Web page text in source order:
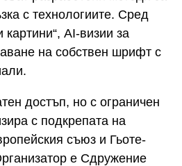
с технологиите. Сред
картини“, AI-визии за
на собствен шрифт с
достъп, но с ограничен
с подкрепата на
съюз и Гьоте-
е Сдружение